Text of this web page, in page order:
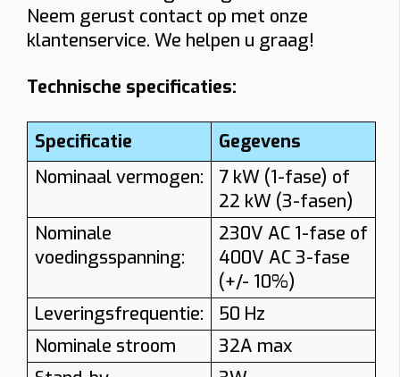
Neem gerust contact op met onze
klantenservice. We helpen u graag!
Technische specificaties:
Specificatie
Gegevens
Nominaal vermogen:
7 kW (1-fase) of
22 kW (3-fasen)
Nominale
voedingsspanning:
230V AC 1-fase of
400V AC 3-fase
(+/- 10%)
Leveringsfrequentie:
50 Hz
Nominale stroom
32A max